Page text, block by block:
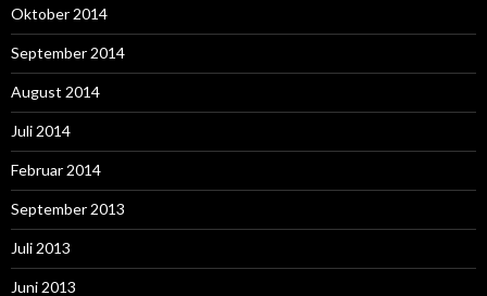
Oktober 2014
September 2014
August 2014
Juli 2014
Februar 2014
September 2013
Juli 2013
Juni 2013